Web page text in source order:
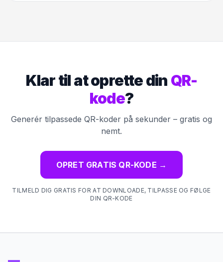
Klar til at oprette din QR-
kode?
Generér tilpassede QR-koder på sekunder – gratis og
nemt.
OPRET GRATIS QR-KODE →
TILMELD DIG GRATIS FOR AT DOWNLOADE, TILPASSE OG FØLGE
DIN QR-KODE